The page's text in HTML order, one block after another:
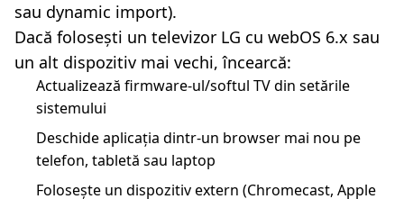
sau dynamic import).
Dacă folosești un televizor LG cu webOS 6.x sau
un alt dispozitiv mai vechi, încearcă:
Actualizează firmware-ul/softul TV din setările
sistemului
Deschide aplicația dintr-un browser mai nou pe
telefon, tabletă sau laptop
Folosește un dispozitiv extern (Chromecast, Apple